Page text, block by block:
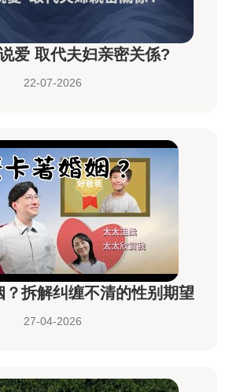
爱 取代夫妇亲密关係?
22-07-2026
？拆解纠缠不清的性别期望
27-04-2026